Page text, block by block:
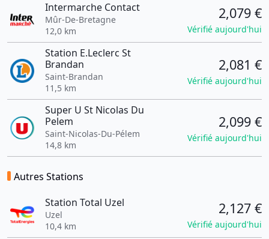
Intermarche Contact
Mûr-De-Bretagne
12,0 km
2,079 €
Vérifié aujourd'hui
Station E.Leclerc St
Brandan
Saint-Brandan
11,5 km
2,081 €
Vérifié aujourd'hui
Super U St Nicolas Du
Pelem
Saint-Nicolas-Du-Pélem
14,8 km
2,099 €
Vérifié aujourd'hui
Autres Stations
Station Total Uzel
Uzel
10,4 km
2,127 €
Vérifié aujourd'hui